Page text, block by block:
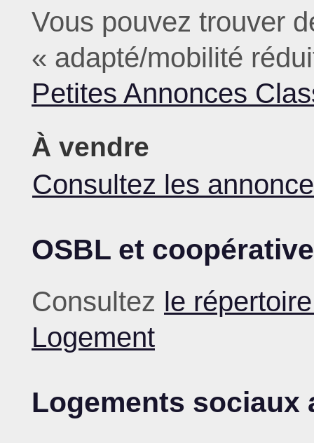
Vous pouvez trouver
« adapté/mobilité
Petites Annonces
À vendre
Consultez les
OSBL et
Consultez le
Logement
Logements sociaux